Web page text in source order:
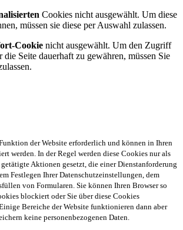
Cookies nicht ausgewählt. Um diese
müssen sie diese per Auswahl zulassen.
Cookie nicht ausgewählt. Um den Zugriff
die Seite dauerhaft zu gewähren, müssen Sie
der Website erforderlich und können in Ihren
werden. In der Regel werden diese Cookies nur als
Aktionen gesetzt, die einer Dienstanforderung
Festlegen Ihrer Datenschutzeinstellungen, dem
von Formularen. Sie können Ihren Browser so
blockiert oder Sie über diese Cookies
Bereiche der Website funktionieren dann aber
keine personenbezogenen Daten.